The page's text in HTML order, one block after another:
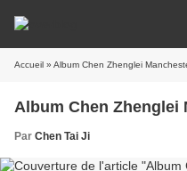
Accueil » Album Chen Zhenglei
Album Chen Zhenglei
Par Chen Tai Ji